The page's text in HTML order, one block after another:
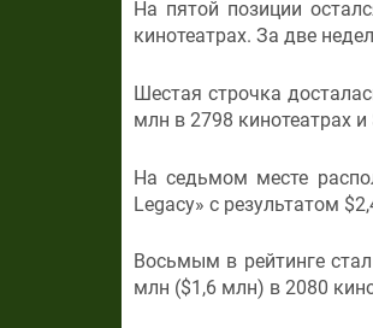
На пятой позиции
кинотеатрах. За две
Шестая строчка
млн в 2798 кинотеатрах
На седьмом месте
Legacy» с результатом
Восьмым в рейтинге
млн ($1,6 млн) в 2080